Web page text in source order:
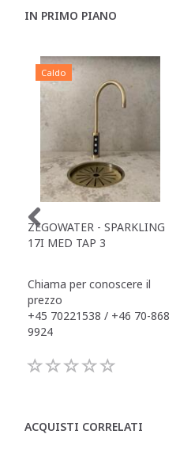
IN PRIMO PIANO
Caldo
ZEGOWATER - SPARKLING
17I MED TAP 3
Chiama per conoscere il
prezzo
+45 70221538 / +46 70-868
9924
ACQUISTI CORRELATI